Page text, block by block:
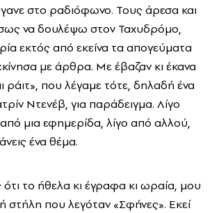
στο ραδιόφωνο. Τους άρεσα και
να δουλέψω στον Ταχυδρόμο,
εκτός από εκείνα τα απογεύματα
με άρθρα. Με έβαζαν κι έκανα
ράιτ», που λέγαμε τότε, δηλαδή ένα
Ντενέβ, για παράδειγμα. Λίγο
μια εφημερίδα, λίγο από αλλού,
ένα θέμα.
το ήθελα κι έγραφα κι ωραία, μου
στήλη που λεγόταν «Σφήνες». Εκεί